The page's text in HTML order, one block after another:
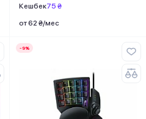
Кешбек75 ₴
от 62 ₴/мес
-9%